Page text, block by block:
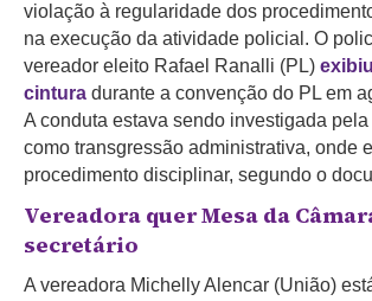
violação à regularidade dos
na execução da atividade policial. O
vereador eleito Rafael Ranalli (PL)
cintura durante a convenção do PL em
A conduta estava sendo investigada pela
como transgressão administrativa, onde
procedimento disciplinar, segundo o
Vereadora quer Mesa da
secretário
A vereadora Michelly Alencar (União)